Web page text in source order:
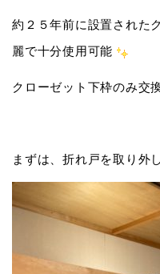
約２５年前に設置された
麗で十分使用可能
クローゼット下枠のみ交
まずは、折れ戸を取り外